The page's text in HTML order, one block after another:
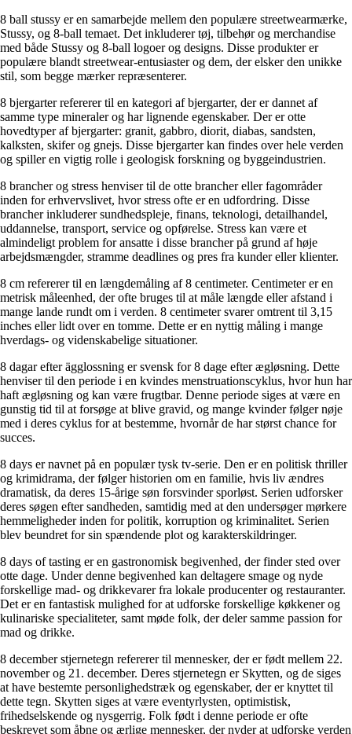
8 ball stussy er en samarbejde mellem den populære streetwearmærke,
Stussy, og 8-ball temaet. Det inkluderer tøj, tilbehør og merchandise
med både Stussy og 8-ball logoer og designs. Disse produkter er
populære blandt streetwear-entusiaster og dem, der elsker den unikke
stil, som begge mærker repræsenterer.
8 bjergarter refererer til en kategori af bjergarter, der er dannet af
samme type mineraler og har lignende egenskaber. Der er otte
hovedtyper af bjergarter: granit, gabbro, diorit, diabas, sandsten,
kalksten, skifer og gnejs. Disse bjergarter kan findes over hele verden
og spiller en vigtig rolle i geologisk forskning og byggeindustrien.
8 brancher og stress henviser til de otte brancher eller fagområder
inden for erhvervslivet, hvor stress ofte er en udfordring. Disse
brancher inkluderer sundhedspleje, finans, teknologi, detailhandel,
uddannelse, transport, service og opførelse. Stress kan være et
almindeligt problem for ansatte i disse brancher på grund af høje
arbejdsmængder, stramme deadlines og pres fra kunder eller klienter.
8 cm refererer til en længdemåling af 8 centimeter. Centimeter er en
metrisk måleenhed, der ofte bruges til at måle længde eller afstand i
mange lande rundt om i verden. 8 centimeter svarer omtrent til 3,15
inches eller lidt over en tomme. Dette er en nyttig måling i mange
hverdags- og videnskabelige situationer.
8 dagar efter ägglossning er svensk for 8 dage efter ægløsning. Dette
henviser til den periode i en kvindes menstruationscyklus, hvor hun har
haft ægløsning og kan være frugtbar. Denne periode siges at være en
gunstig tid til at forsøge at blive gravid, og mange kvinder følger nøje
med i deres cyklus for at bestemme, hvornår de har størst chance for
succes.
8 days er navnet på en populær tysk tv-serie. Den er en politisk thriller
og krimidrama, der følger historien om en familie, hvis liv ændres
dramatisk, da deres 15-årige søn forsvinder sporløst. Serien udforsker
deres søgen efter sandheden, samtidig med at den undersøger mørkere
hemmeligheder inden for politik, korruption og kriminalitet. Serien
blev beundret for sin spændende plot og karakterskildringer.
8 days of tasting er en gastronomisk begivenhed, der finder sted over
otte dage. Under denne begivenhed kan deltagere smage og nyde
forskellige mad- og drikkevarer fra lokale producenter og restauranter.
Det er en fantastisk mulighed for at udforske forskellige køkkener og
kulinariske specialiteter, samt møde folk, der deler samme passion for
mad og drikke.
8 december stjernetegn refererer til mennesker, der er født mellem 22.
november og 21. december. Deres stjernetegn er Skytten, og de siges
at have bestemte personlighedstræk og egenskaber, der er knyttet til
dette tegn. Skytten siges at være eventyrlysten, optimistisk,
frihedselskende og nysgerrig. Folk født i denne periode er ofte
beskrevet som åbne og ærlige mennesker, der nyder at udforske verden